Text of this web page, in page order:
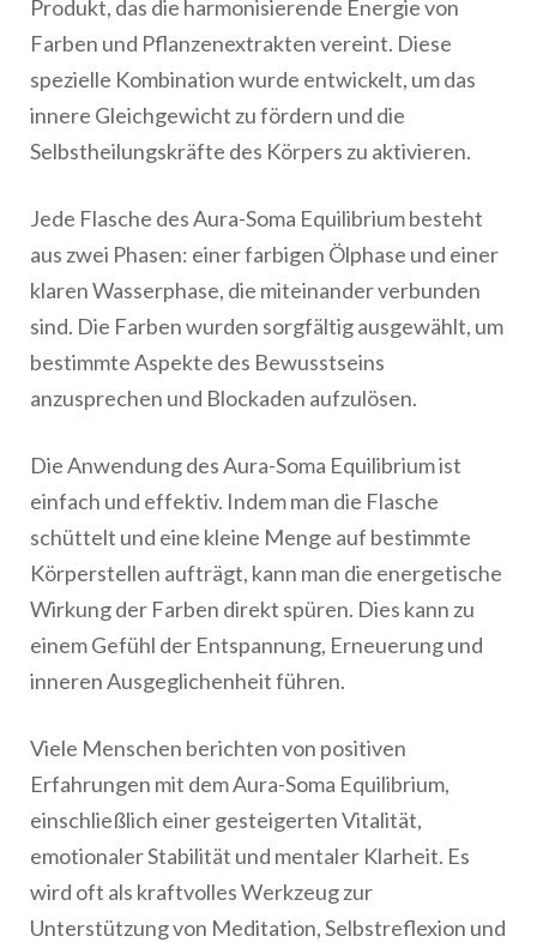
Produkt, das die harmonisierende Energie von
Farben und Pflanzenextrakten vereint. Diese
spezielle Kombination wurde entwickelt, um das
innere Gleichgewicht zu fördern und die
Selbstheilungskräfte des Körpers zu aktivieren.
Jede Flasche des Aura-Soma Equilibrium besteht
aus zwei Phasen: einer farbigen Ölphase und einer
klaren Wasserphase, die miteinander verbunden
sind. Die Farben wurden sorgfältig ausgewählt, um
bestimmte Aspekte des Bewusstseins
anzusprechen und Blockaden aufzulösen.
Die Anwendung des Aura-Soma Equilibrium ist
einfach und effektiv. Indem man die Flasche
schüttelt und eine kleine Menge auf bestimmte
Körperstellen aufträgt, kann man die energetische
Wirkung der Farben direkt spüren. Dies kann zu
einem Gefühl der Entspannung, Erneuerung und
inneren Ausgeglichenheit führen.
Viele Menschen berichten von positiven
Erfahrungen mit dem Aura-Soma Equilibrium,
einschließlich einer gesteigerten Vitalität,
emotionaler Stabilität und mentaler Klarheit. Es
wird oft als kraftvolles Werkzeug zur
Unterstützung von Meditation, Selbstreflexion und